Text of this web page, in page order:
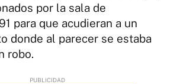
por la sala de
para que acudieran a un
donde al parecer se estaba
robo.